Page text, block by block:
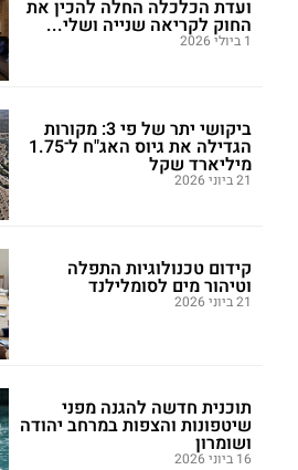
ועדת הכלכלה החלה להכין את
החוק לקריאה שנייה ושלי...
1 ביולי 2026
ביקושי יתר של פי 3: מקורות
הגדילה את גיוס האג"ח ל־1.75
מיליארד שקל
21 ביוני 2026
קידום טכנולוגיות התפלה
וטיהור מים לסומלילנד
21 ביוני 2026
תוכנית חדשה להגנה מפני
שיטפונות והצפות במרחב יהודה
ושומרון
16 ביוני 2026